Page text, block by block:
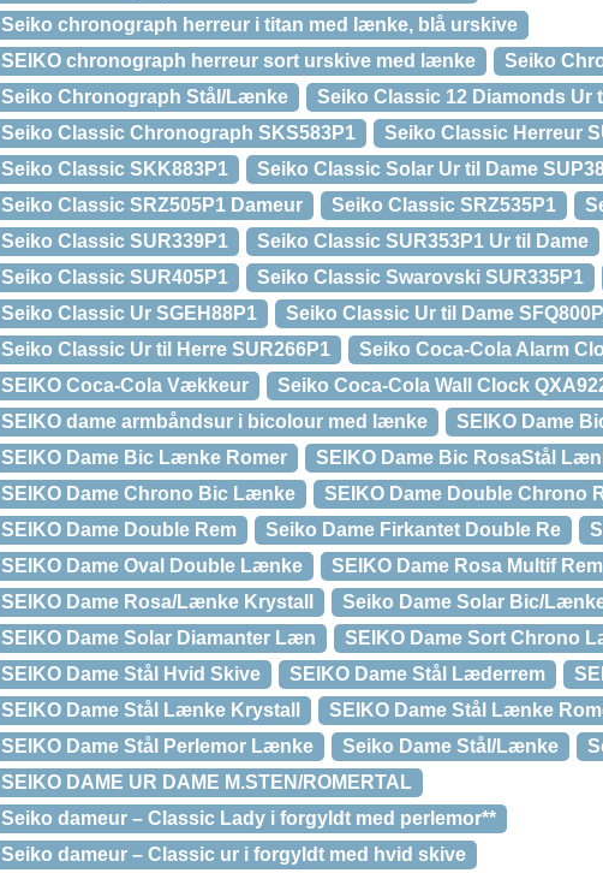
Seiko chronograph herreur i titan med lænke, blå urskive
SEIKO chronograph herreur sort urskive med lænke
Seiko
Seiko Chronograph Stål/Lænke
Seiko Classic 12 Diamonds Ur
Seiko Classic Chronograph SKS583P1
Seiko Classic Herreur
Seiko Classic SKK883P1
Seiko Classic Solar Ur til Dame
Seiko Classic SRZ505P1 Dameur
Seiko Classic SRZ535P1
Seiko Classic SUR339P1
Seiko Classic SUR353P1 Ur til Dame
Seiko Classic SUR405P1
Seiko Classic Swarovski SUR335P1
Seiko Classic Ur SGEH88P1
Seiko Classic Ur til Dame
Seiko Classic Ur til Herre SUR266P1
Seiko Coca-Cola Alarm
SEIKO Coca-Cola Vækkeur
Seiko Coca-Cola Wall Clock
SEIKO dame armbåndsur i bicolour med lænke
SEIKO Dame
SEIKO Dame Bic Lænke Romer
SEIKO Dame Bic RosaStål
SEIKO Dame Chrono Bic Lænke
SEIKO Dame Double Chrono
SEIKO Dame Double Rem
Seiko Dame Firkantet Double Re
SEIKO Dame Oval Double Lænke
SEIKO Dame Rosa Multif Rem
SEIKO Dame Rosa/Lænke Krystall
Seiko Dame Solar Bic/
SEIKO Dame Solar Diamanter Læn
SEIKO Dame Sort Chrono
SEIKO Dame Stål Hvid Skive
SEIKO Dame Stål Læderrem
SEIKO Dame Stål Lænke Krystall
SEIKO Dame Stål Lænke
SEIKO Dame Stål Perlemor Lænke
Seiko Dame Stål/Lænke
SEIKO DAME UR DAME M.STEN/ROMERTAL
Seiko dameur – Classic Lady i forgyldt med perlemor**
Seiko dameur – Classic ur i forgyldt med hvid skive